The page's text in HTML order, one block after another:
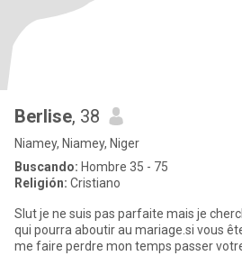
Berlise, 38
Niamey, Niamey, Niger
Buscando: Hombre 35 - 75
Religión: Cristiano
Slut je ne suis pas parfaite mais je
qui pourra aboutir au mariage.si vous
me faire perdre mon temps passer